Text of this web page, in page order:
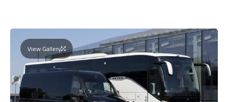
View Gallery